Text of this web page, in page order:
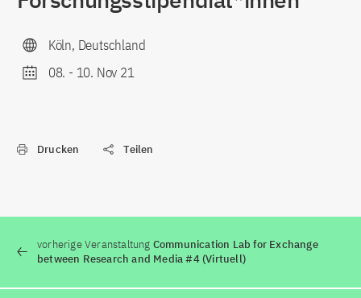
Köln, Deutschland
08. - 10. Nov 21
Drucken Teilen
vorherige Veranstaltung Communication Lab for Exchange
between Research and Media #4 (Virtuell)